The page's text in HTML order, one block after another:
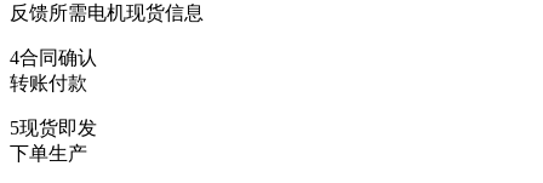
反馈所需电机现货信息
4合同确认
转账付款
5现货即发
下单生产